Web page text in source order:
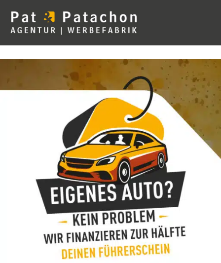
Artikel Nr. 1 Element #2 Element #3